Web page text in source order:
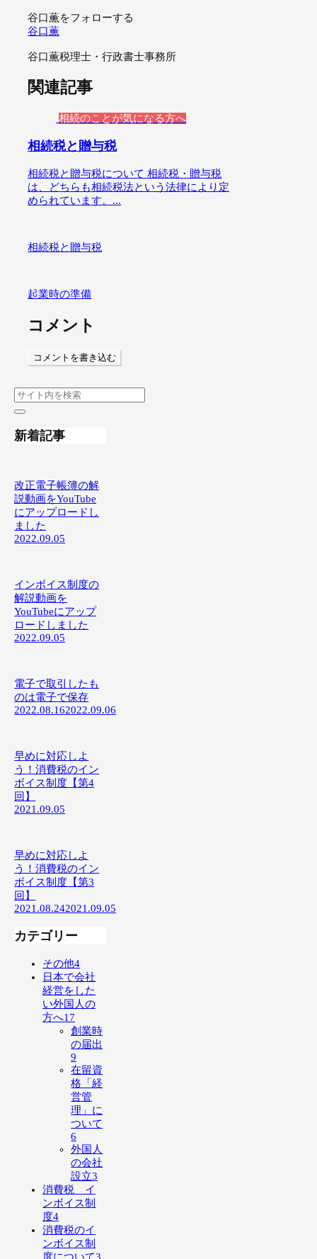
谷口薫をフォローする
谷口薫
谷口薫税理士・行政書士事務所
関連記事
相続のことが気になる方へ
相続税と贈与税
相続税と贈与税について 相続税・贈与税
は、どちらも相続税法という法律により定
められています。...
相続税と贈与税
起業時の準備
コメント
コメントを書き込む
新着記事
改正電子帳簿の解
説動画をYouTube
にアップロードし
ました
2022.09.05
インボイス制度の
解説動画を
YouTubeにアップ
ロードしました
2022.09.05
電子で取引したも
のは電子で保存
2022.08.162022.09.06
早めに対応しよ
う！消費税のイン
ボイス制度【第4
回】
2021.09.05
早めに対応しよ
う！消費税のイン
ボイス制度【第3
回】
2021.08.242021.09.05
カテゴリー
その他4
日本で会社
経営をした
い外国人の
方へ17
創業時
の届出
9
在留資
格「経
営管
理」に
ついて
6
外国人
の会社
設立3
消費税 イ
ンボイス制
度4
消費税のイ
ンボイス制
度について3